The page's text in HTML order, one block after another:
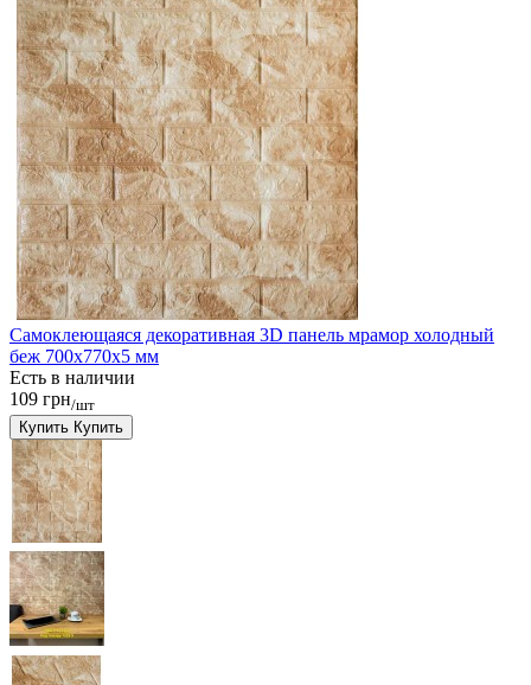
Самоклеющаяся декоративная 3D панель мрамор холодный
беж 700x770x5 мм
Есть в наличии
109 грн/шт
Купить Купить